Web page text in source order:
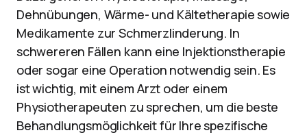
Dehnübungen, Wärme- und Kältetherapie sowie
Medikamente zur Schmerzlinderung. In
schwereren Fällen kann eine Injektionstherapie
oder sogar eine Operation notwendig sein. Es
ist wichtig, mit einem Arzt oder einem
Physiotherapeuten zu sprechen, um die beste
Behandlungsmöglichkeit für Ihre spezifische